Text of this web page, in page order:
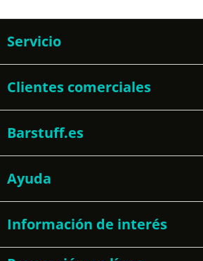
Servicio
Clientes comerciales
Barstuff.es
Ayuda
Información de interés